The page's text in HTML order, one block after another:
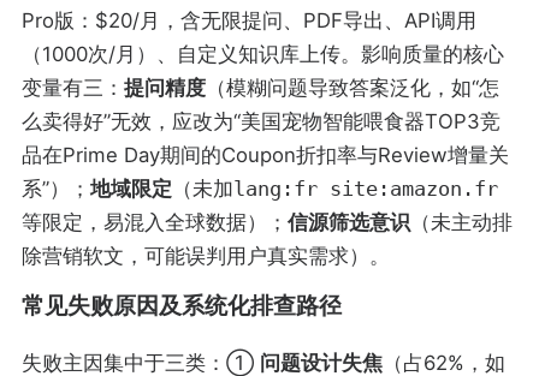
Pro版：$20/月，含无限提问、PDF导出、API调用
（1000次/月）、自定义知识库上传。影响质量的核心
变量有三： 提问精度（模糊问题导致答案泛化，如“怎
么卖得好”无效，应改为“美国宠物智能喂食器TOP3竞
品在Prime Day期间的Coupon折扣率与Review增量关
系”）； 地域限定 （未加lang:fr site:amazon.fr
等限定，易混入全球数据）； 信源筛选意识 （未主动排
除营销软文，可能误判用户真实需求）。
常见失败原因及系统化排查路径
失败主因集中于三类：① 问题设计失焦（占62%，如